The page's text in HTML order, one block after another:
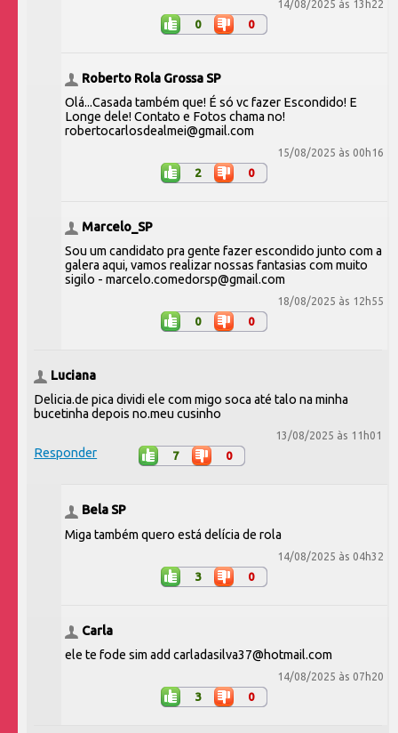
14/08/2025 às 13h22
0 0
Roberto Rola Grossa SP
Olá...Casada também que! É só vc fazer Escondido! E
Longe dele! Contato e Fotos chama no!
robertocarlosdealmei@gmail.com
15/08/2025 às 00h16
2 0
Marcelo_SP
Sou um candidato pra gente fazer escondido junto com a
galera aqui, vamos realizar nossas fantasias com muito
sigilo - marcelo.comedorsp@gmail.com
18/08/2025 às 12h55
0 0
Luciana
Delicia.de pica dividi ele com migo soca até talo na minha
bucetinha depois no.meu cusinho
13/08/2025 às 11h01
Responder 7 0
Bela SP
Miga também quero está delícia de rola
14/08/2025 às 04h32
3 0
Carla
ele te fode sim add carladasilva37@hotmail.com
14/08/2025 às 07h20
3 0